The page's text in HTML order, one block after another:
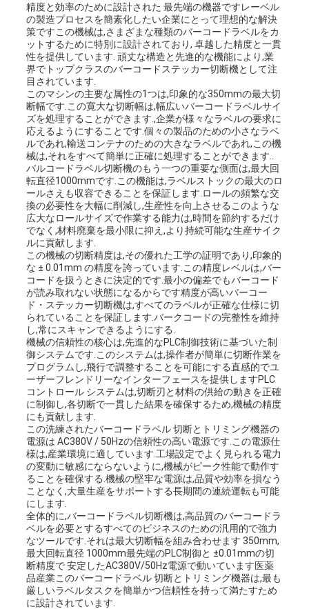
精度と効率のために設計された 最先端の機器ですレーベル
の製造プロセスを簡素化したい企業にとって理想的な解決
策ですこの機械は,さまざまな種類のバーコードラベルをカ
ットするために特別に設計されており, 卓越した精度と一貫
性を提供しています. 頑丈な構造と先進的な機能により,業
界でトップクラスのバーコードステッカー切断機として注
目されています.
このマシンの主要な属性の1つは,印象的な350mmの最大切
断幅です.この寛大な切断幅は,幅広いバーコードラベルサイ
ズを処理することができます.,企業が様々なラベルの要求に
応えるようにすることです.個々の製品のための小さなラベ
ルであれ,輸送コンテナのための大きなラベルであれ,この機
械は,それをすべて簡単に正確に処理することができます..
バルコードラベル切断機のもう一つの重要な側面は,最大回
転直径1000mmです.この機能は,ラベルストックの最大のロ
ールさえも収容できることを保証します.ロールの頻繁な交
換の必要性を大幅に削減し,生産性を向上させるこのような
広大なロールサイズで作業する能力は,時間を節約するだけ
でなく,材料廃棄を最小限に抑え,より持続可能な生産サイク
ルに貢献します.
この機械の切断精度は,その優れた工学の証明であり,印象的
な ± 0.01mm の精度を誇っています.この精度レベルは,バー
コードを扱うときに決定的です.最小の偏差でもバーコード
が読み取れない状態になるからです精度が高いバーコー
ド・ステッカー切断機は,すべてのラベルが正確な仕様に切
られていることを保証します.バークコードの完整性を維持
し,常にスキャンできるようにする.
機械の信頼性の核心は,先進的なPLC制御技術に基づいた制
御システムです.このシステムは,操作者が簡単に切断作業を
プログラムし,飛行で調整することを可能にする直感的でユ
ーザーフレンドリーなインターフェースを提供しますPLC
コントロール システムは,切断刃と材料の供給の動きを正確
に制御し,各切断で一貫した結果を確保するため,機械の精度
にも貢献します.
この洗練されたバーコードラベル 切断とトリミング機器の
電源は AC380V / 50Hzの信頼性の高い電源です.この電源仕
様は,産業環境に適しています.工場設定でよく見られる電力
の変動に敏感にならないように,機械がピーク性能で動作す
ることを確保する.機械の堅牢な電源は,品質や効率を損なう
ことなく,大量生産をサポートする長期間の連続運転も可能
にします.
全体的に,バーコードラベル切断機は,高品質のバーコードラ
ベルを必要とするすべてのビジネスのための汎用的で強力
なツールです.それは最大切断幅を組み合わせます 350mm,
最大回転直径 1000mm最先端のPLC制御と ±0.01mmの切
断精度で 安定したAC380V/50Hz電源で動いています医薬
品産業このバーコードラベル 切断とトリミング機器は,最も
厳しいラベルタスクを簡単かつ信頼性を持って満たすため
に設計されています.